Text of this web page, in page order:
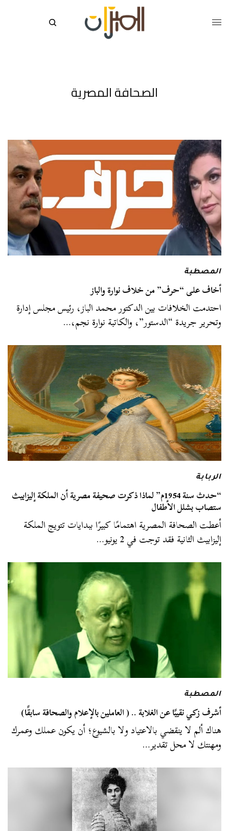
الصحافة المصرية
المصطبة
أخاف على “حرف” من خلاف نوارة والباز
احتدمت الخلافات بين الدكتور محمد الباز، رئيس مجلس إدارة
وتحرير جريدة “الدستور”، والكاتبة نوارة نجم،…
الربابة
“حدث سنة 1954م” لماذا ذكرت صحيفة مصرية أن الملكة إليزابيث
ستصاب بشلل الأطفال
أعطت الصحافة المصرية اهتمامًا كبيرًا ببدايات تتويج الملكة
إليزابيث الثانية فقد توجت في 2 يونيو…
المصطبة
أشرف زكي نقيبًا عن الغلابة .. ( العاملين بالإعلام والصحافة سابقًا)
هناك ألم لا ينقضي بالاعتياد ولا بالشيوع؛ أن يكون عملك وعمرك
ومهنتك لا محل تقدير…